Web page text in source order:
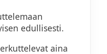
riisi (VE+G)
edullisesti.
aina